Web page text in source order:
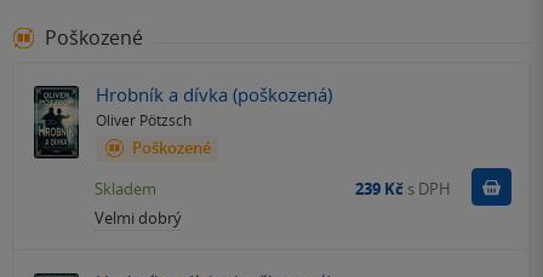
Poškozené
Hrobník a dívka (poškozená)
Oliver Pötzsch
Poškozené
Velmi dobrý
Skladem 239 Kč s DPH